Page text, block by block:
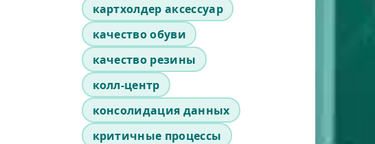
картхолдер аксессуар
качество обуви
качество резины
колл-центр
консолидация данных
критичные процессы